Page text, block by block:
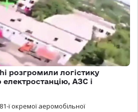
розгромили логістику
АЗС і
ї окремої аеромобільної